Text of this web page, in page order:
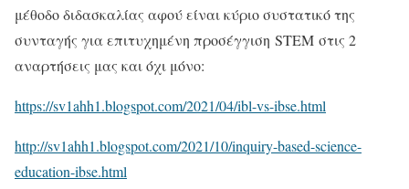
μέθοδο διδασκαλίας αφού είναι κύριο συστατικό της
συνταγής για επιτυχημένη προσέγγιση STEM στις 2
αναρτήσεις μας και όχι μόνο:
https://sv1ahh1.blogspot.com/2021/04/ibl-vs-ibse.html
http://sv1ahh1.blogspot.com/2021/10/inquiry-based-science-
education-ibse.html